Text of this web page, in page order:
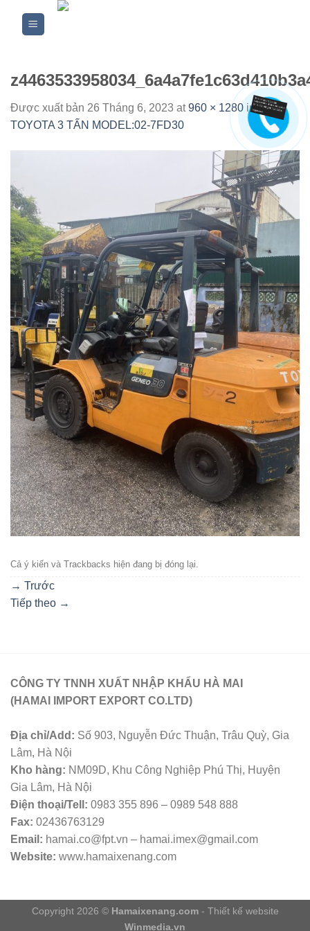
Được xuất bản 26 Tháng 6, 2023 at960 × 1280 inXE
TOYOTA 3 TẤN MODEL:02-7FD30
Cả ý kiến ​​và Trackbacks hiện đang bị đóng lại.
→ Trước
Tiếp theo →
CÔNG TY TNNH XUẤT NHẬP KHẨU HÀ MAI
(HAMAI IMPORT EXPORT CO.LTD)
Địa chỉ/Add: Số 903, Nguyễn Đức Thuận, Trâu Quỳ, Gia
Lâm, Hà Nội
Kho hàng: NM09D, Khu Công Nghiệp Phú Thị, Huyện
Gia Lâm, Hà Nội
Điện thoại/Tell: 0983 355 896 – 0989 548 888
Fax: 02436763129
Email: hamai.co@fpt.vn – hamai.imex@gmail.com
Website: www.hamaixenang.com
Copyright 2026 © Hamaixenang.com- Thiết kế website
Winmedia.vn